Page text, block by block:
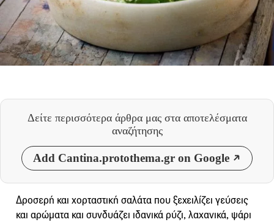
Δείτε περισσότερα άρθρα μας στα αποτελέσματα
αναζήτησης
Add Cantina.protothema.gr on Google
Δροσερή και χορταστική σαλάτα που ξεχειλίζει γεύσεις
και αρώματα και συνδυάζει ιδανικά ρύζι, λαχανικά, ψάρι